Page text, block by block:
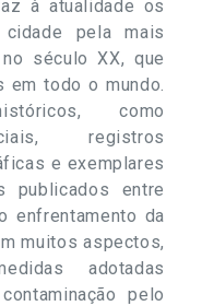
à atualidade os
pela mais
século XX, que
todo o mundo.
como
registros
e exemplares
publicados entre
enfrentamento da
muitos aspectos,
adotadas
pelo